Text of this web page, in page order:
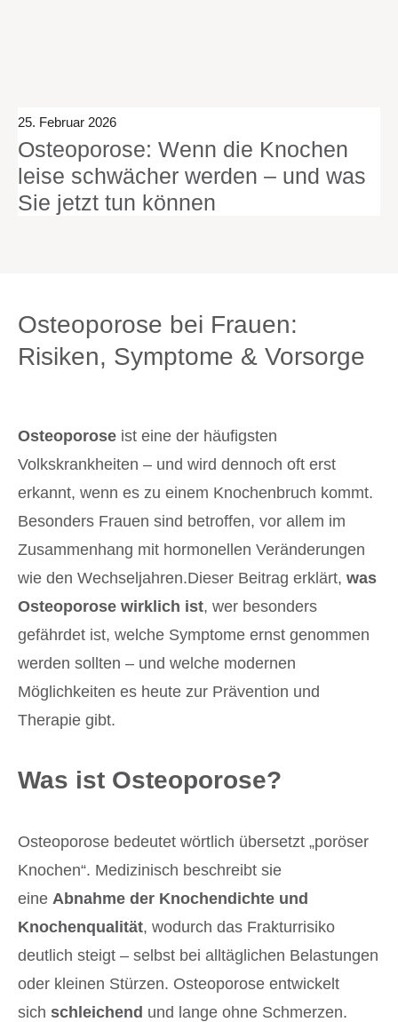
25. Februar 2026
Osteoporose: Wenn die Knochen
leise schwächer werden – und was
Sie jetzt tun können
Osteoporose bei Frauen:
Risiken, Symptome & Vorsorge
Osteoporose ist eine der häufigsten
Volkskrankheiten – und wird dennoch oft erst
erkannt, wenn es zu einem Knochenbruch kommt.
Besonders Frauen sind betroffen, vor allem im
Zusammenhang mit hormonellen Veränderungen
wie den Wechseljahren.Dieser Beitrag erklärt, was
Osteoporose wirklich ist, wer besonders
gefährdet ist, welche Symptome ernst genommen
werden sollten – und welche modernen
Möglichkeiten es heute zur Prävention und
Therapie gibt.
Was ist Osteoporose?
Osteoporose bedeutet wörtlich übersetzt „poröser
Knochen“. Medizinisch beschreibt sie
eine Abnahme der Knochendichte und
Knochenqualität, wodurch das Frakturrisiko
deutlich steigt – selbst bei alltäglichen Belastungen
oder kleinen Stürzen. Osteoporose entwickelt
sich schleichend und lange ohne Schmerzen.